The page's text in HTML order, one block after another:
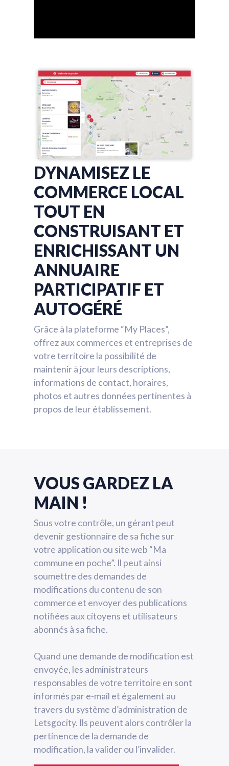
DYNAMISEZ LE
COMMERCE LOCAL
TOUT EN
CONSTRUISANT ET
ENRICHISSANT UN
ANNUAIRE
PARTICIPATIF ET
AUTOGÉRÉ
Grâce à la plateforme “My Places”,
offrez aux commerces et entreprises de
votre territoire la possibilité de
maintenir à jour leurs descriptions,
informations de contact, horaires,
photos et autres données pertinentes à
propos de leur établissement.
VOUS GARDEZ LA
MAIN !
Sous votre contrôle, un gérant peut
devenir gestionnaire de sa fiche sur
votre application ou site web “Ma
commune en poche”. Il peut ainsi
soumettre des demandes de
modifications du contenu de son
commerce et envoyer des publications
notifiées aux citoyens et utilisateurs
abonnés à sa fiche.
Quand une demande de modification est
envoyée, les administrateurs
responsables de votre territoire en sont
informés par e-mail et également au
travers du système d’administration de
Letsgocity. Ils peuvent alors contrôler la
pertinence de la demande de
modification, la valider ou l’invalider.